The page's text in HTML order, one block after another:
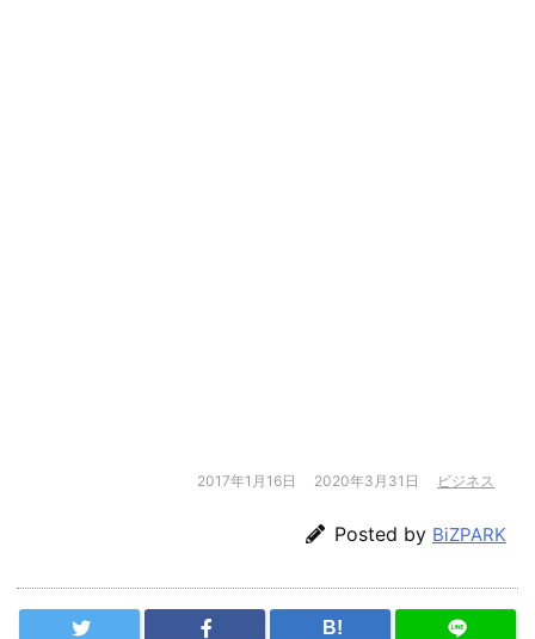
2017年1月16日 2020年3月31日 ビジネス
Posted by BiZPARK
B!